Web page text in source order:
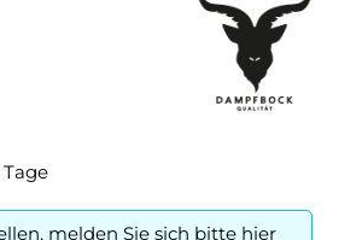
melden Sie sich bitte hier